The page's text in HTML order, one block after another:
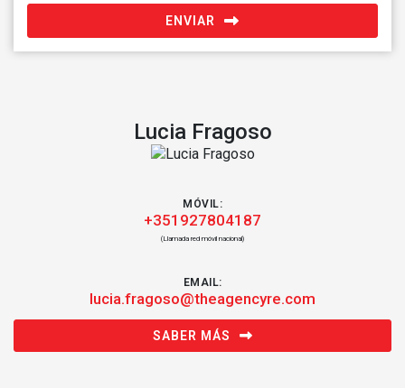
ENVIAR
Lucia Fragoso
MÓVIL:
+351927804187
(Llamada red móvil nacional)
EMAIL:
lucia.fragoso@theagencyre.com
SABER MÁS